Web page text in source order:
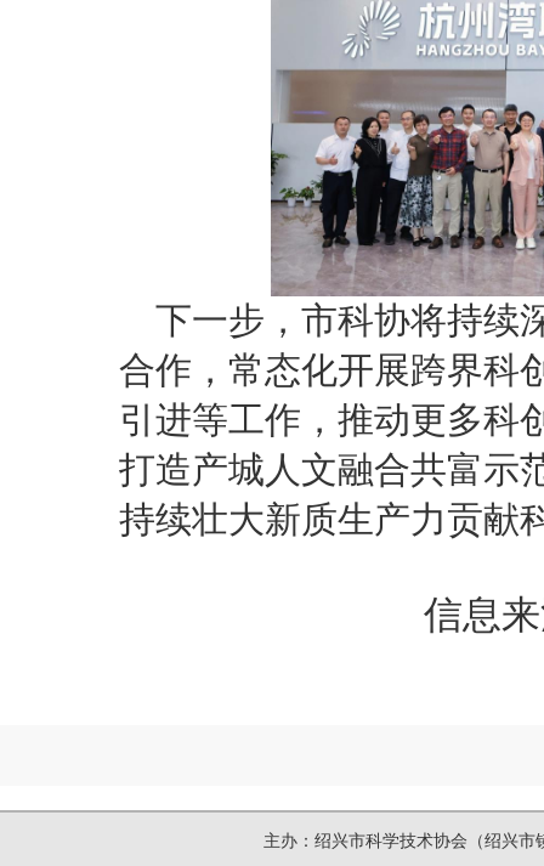
下一步，市科协将持续
合作，常态化开展跨界科
引进等工作，推动更多科
打造产城人文融合共富示
持续壮大新质生产力贡献
信息
主办：绍兴市科学技术协会（绍兴市